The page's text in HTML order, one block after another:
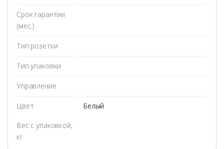
Срок гарантии
(мес.)
Тип розетки
Тип упаковки
Управление
Цвет Белый
Вес с упаковкой,
кг